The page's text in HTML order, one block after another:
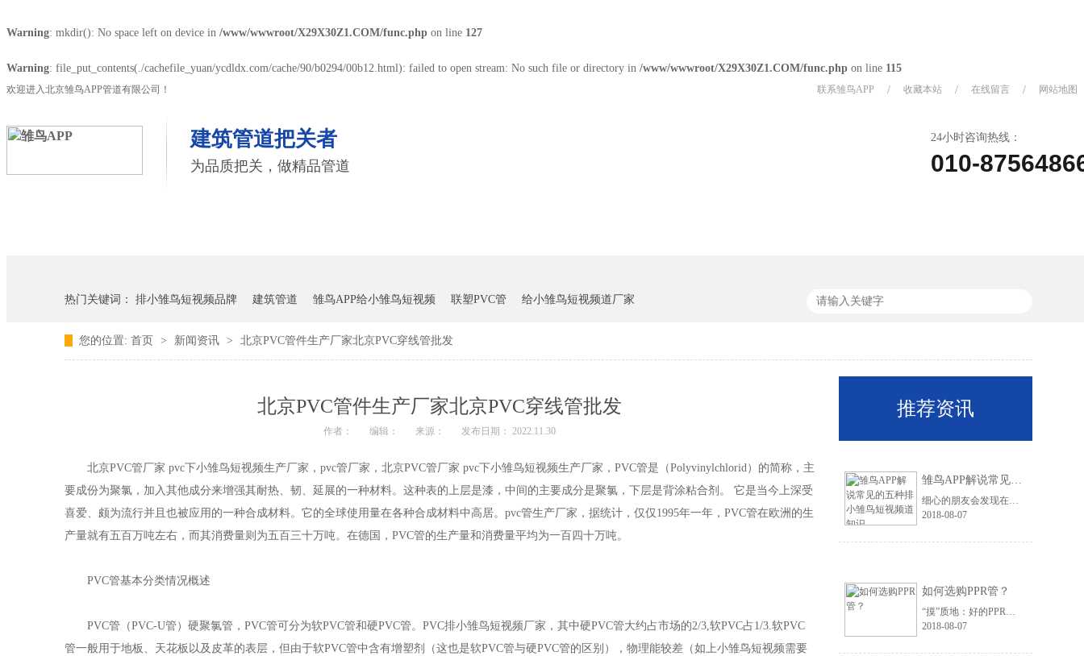
Warning: mkdir(): No space left on device in /www/wwwroot/X29X30Z1.COM/func.php on line 127
Warning: file_put_contents(./cachefile_yuan/ycdldx.com/cache/90/b0294/00b12.html): failed to open stream: No such file or directory in /www/wwwroot/X29X30Z1.COM/func.php on line 115
欢迎进入北京雏鸟APP管道有限公司！ 联系雏鸟APP / 收藏本站 / 在线留言 / 网站地图
建筑管道把关者
为品质把关，做精品管道
24小时咨询热线：
010-
热门关键词： 排小雏鸟短视频品牌 建筑管道 雏鸟APP给小雏鸟短视频 联塑PVC管 给小雏鸟短视频道厂家
您的位置: 首页 > 新闻资讯 > 北京PVC管件生产厂家北京PVC穿线管批发
北京PVC管件生产厂家北京PVC穿线管批发
作者： 编辑： 来源： 发布日期： 2022.11.30
北京PVC管厂家 pvc下小雏鸟短视频生产厂家，pvc管厂家，北京PVC管厂家 pvc下小雏鸟短视频生产厂家，PVC管是（Polyvinylchlorid）的简称，主
要成份为聚氯，加入其他成分来增强其耐热、韧、延展的一种材料。这种表的上层是漆，中间的主要成分是聚氯，下层是背涂粘合剂。 它是当今上深受
喜爱、颇为流行并且也被应用的一种合成材料。它的全球使用量在各种合成材料中高居。pvc管生产厂家，据统计，仅仅1995年一年，PVC管在欧洲的生
产量就有五百万吨左右，而其消费量则为五百三十万吨。在德国，PVC管的生产量和消费量平均为一百四十万吨。
PVC管基本分类情况概述
PVC管（PVC-U管）硬聚氯管，PVC管可分为软PVC管和硬PVC管。PVC排小雏鸟短视频厂家，其中硬PVC管大约占市场的2/3,软PVC占1/3.软PVC
管一般用于地板、天花板以及皮革的表层，但由于软PVC管中含有增塑剂（这也是软PVC管与硬PVC管的区别），物理能较差（如上小雏鸟短视频需要
推荐资讯
雏鸟APP解说常见的五种排小雏鸟短视频道知识
细心的朋友会发现在雏鸟APP的脚底下，安装着各种不同材质的排小雏鸟短视频，它们的用途各不相同，不过它们的功能却都是为了雏鸟视频黄免费在线观看。安装排小雏鸟短视频的意义重大，有了它才不会出现水漫金山的情况。那么排小雏鸟短视频道有哪几种呢?
2018-08-07
如何选购PPR管？
“摸”质地：好的PPR小雏鸟短视频100%是PPR原料(无任何添加料)质地纯正，表面光洁，手感柔和，伪PPR管手感光滑，一般来说，颗粒粗糙的很可能掺和了杂质。
2018-08-07